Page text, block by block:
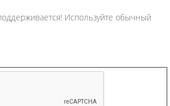
Используйте обычный